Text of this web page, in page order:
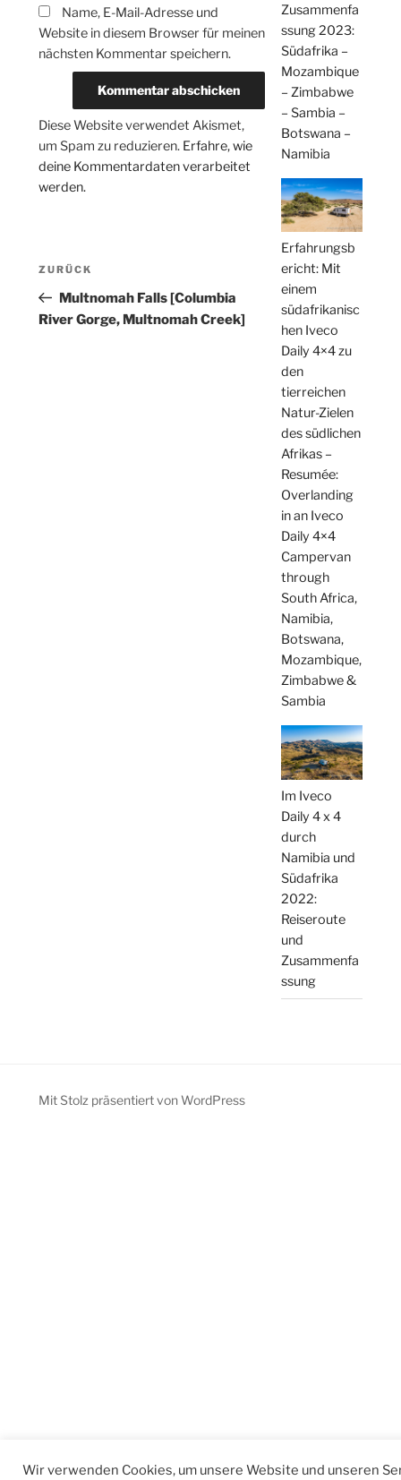
Name, E-Mail-Adresse und
Website in diesem Browser für meinen
nächsten Kommentar speichern.
Diese Website verwendet Akismet,
um Spam zu reduzieren. Erfahre, wie
deine Kommentardaten verarbeitet
werden.
Beitragsnavigation
Vorheriger
Beitrag
ZURÜCK
Multnomah Falls [Columbia
River Gorge, Multnomah Creek]
Zusammenfa
ssung 2023:
Südafrika –
Mozambique
– Zimbabwe
– Sambia –
Botswana –
Namibia
Erfahrungsb
ericht: Mit
einem
südafrikanisc
hen Iveco
Daily 4×4 zu
den
tierreichen
Natur-Zielen
des südlichen
Afrikas –
Resumée:
Overlanding
in an Iveco
Daily 4×4
Campervan
through
South Africa,
Namibia,
Botswana,
Mozambique,
Zimbabwe &
Sambia
Im Iveco
Daily 4 x 4
durch
Namibia und
Südafrika
2022:
Reiseroute
und
Zusammenfa
ssung
Mit Stolz präsentiert von WordPress
Wir verwenden Cookies, um unsere Website und unseren